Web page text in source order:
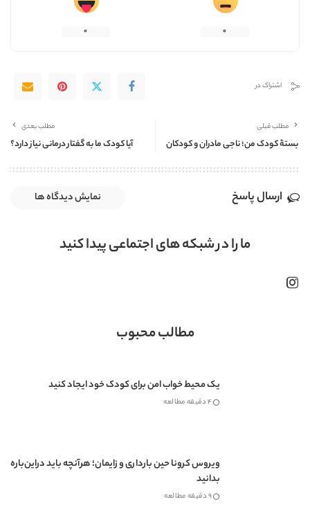
0
0
اشتراک در
مطلب قبلی
بستۀ کودک من؛ ناجی مادران و کودکان
مطلب بعدی
آیا کودک ما به گفتار درمانی نیاز دارد؟
ارسال پاسخ نمایش دیدگاه ها
ما را در شبکه های اجتماعی پیدا کنید
مطالب محبوب
یک محیط خواب امن برای کودک خود ایجاد کنید
4 دقیقه مطالعه
ویروس کرونا حین بارداری و زایمان؛ هرآنچه باید دراین‌باره
بدانید
9 دقیقه مطالعه